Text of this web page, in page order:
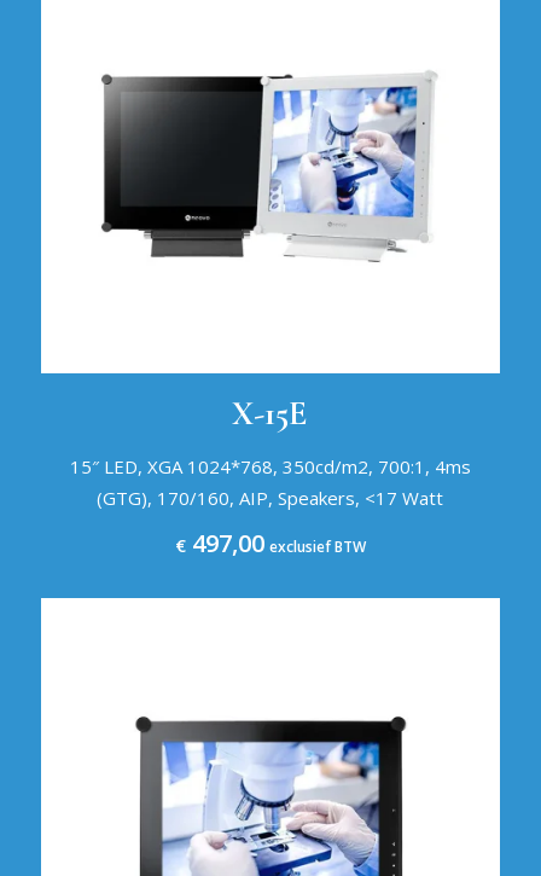
X-15E
15″ LED, XGA 1024*768, 350cd/m2, 700:1, 4ms
(GTG), 170/160, AIP, Speakers, <17 Watt
€497,00 exclusief BTW